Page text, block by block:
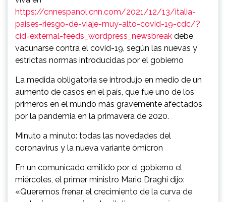
https://cnnespanol.cnn.com/2021/12/13/italia-
paises-riesgo-de-viaje-muy-alto-covid-19-cdc/?
cid=external-feeds_wordpress_newsbreak debe
vacunarse contra el covid-19, según las nuevas y
estrictas normas introducidas por el gobierno
La medida obligatoria se introdujo en medio de un
aumento de casos en el país, que fue uno de los
primeros en el mundo más gravemente afectados
por la pandemia en la primavera de 2020.
Minuto a minuto: todas las novedades del
coronavirus y la nueva variante ómicron
En un comunicado emitido por el gobierno el
miércoles, el primer ministro Mario Draghi dijo:
«Queremos frenar el crecimiento de la curva de